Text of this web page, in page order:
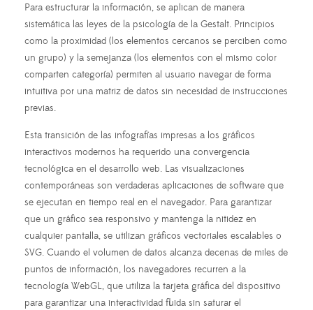
Para estructurar la información, se aplican de manera
sistemática las leyes de la psicología de la Gestalt. Principios
como la proximidad (los elementos cercanos se perciben como
un grupo) y la semejanza (los elementos con el mismo color
comparten categoría) permiten al usuario navegar de forma
intuitiva por una matriz de datos sin necesidad de instrucciones
previas.
Esta transición de las infografías impresas a los gráficos
interactivos modernos ha requerido una convergencia
tecnológica en el desarrollo web. Las visualizaciones
contemporáneas son verdaderas aplicaciones de software que
se ejecutan en tiempo real en el navegador. Para garantizar
que un gráfico sea responsivo y mantenga la nitidez en
cualquier pantalla, se utilizan gráficos vectoriales escalables o
SVG. Cuando el volumen de datos alcanza decenas de miles de
puntos de información, los navegadores recurren a la
tecnología WebGL, que utiliza la tarjeta gráfica del dispositivo
para garantizar una interactividad fluida sin saturar el